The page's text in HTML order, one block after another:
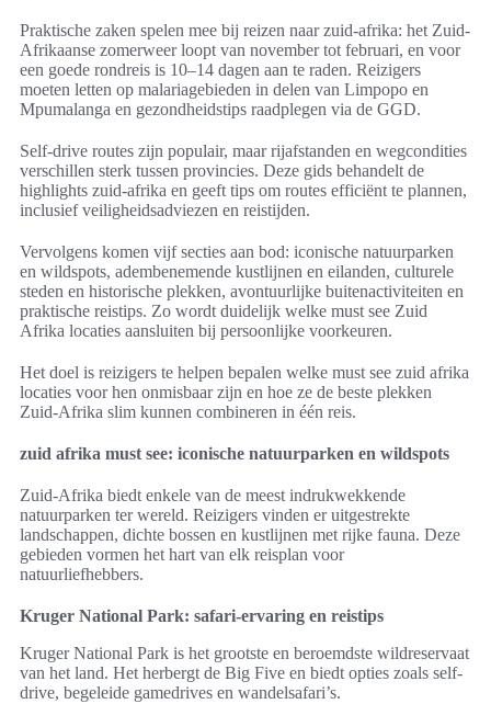
Praktische zaken spelen mee bij reizen naar zuid-afrika: het Zuid-
Afrikaanse zomerweer loopt van november tot februari, en voor
een goede rondreis is 10–14 dagen aan te raden. Reizigers
moeten letten op malariagebieden in delen van Limpopo en
Mpumalanga en gezondheidstips raadplegen via de GGD.
Self-drive routes zijn populair, maar rijafstanden en wegcondities
verschillen sterk tussen provincies. Deze gids behandelt de
highlights zuid-afrika en geeft tips om routes efficiënt te plannen,
inclusief veiligheidsadviezen en reistijden.
Vervolgens komen vijf secties aan bod: iconische natuurparken
en wildspots, adembenemende kustlijnen en eilanden, culturele
steden en historische plekken, avontuurlijke buitenactiviteiten en
praktische reistips. Zo wordt duidelijk welke must see Zuid
Afrika locaties aansluiten bij persoonlijke voorkeuren.
Het doel is reizigers te helpen bepalen welke must see zuid afrika
locaties voor hen onmisbaar zijn en hoe ze de beste plekken
Zuid-Afrika slim kunnen combineren in één reis.
zuid afrika must see: iconische natuurparken en wildspots
Zuid-Afrika biedt enkele van de meest indrukwekkende
natuurparken ter wereld. Reizigers vinden er uitgestrekte
landschappen, dichte bossen en kustlijnen met rijke fauna. Deze
gebieden vormen het hart van elk reisplan voor
natuurliefhebbers.
Kruger National Park: safari-ervaring en reistips
Kruger National Park is het grootste en beroemdste wildreservaat
van het land. Het herbergt de Big Five en biedt opties zoals self-
drive, begeleide gamedrives en wandelsafari’s.